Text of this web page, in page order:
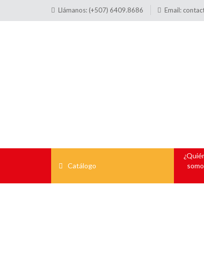
Llámanos: (+507) 6409.8686 Email:
Catálogo